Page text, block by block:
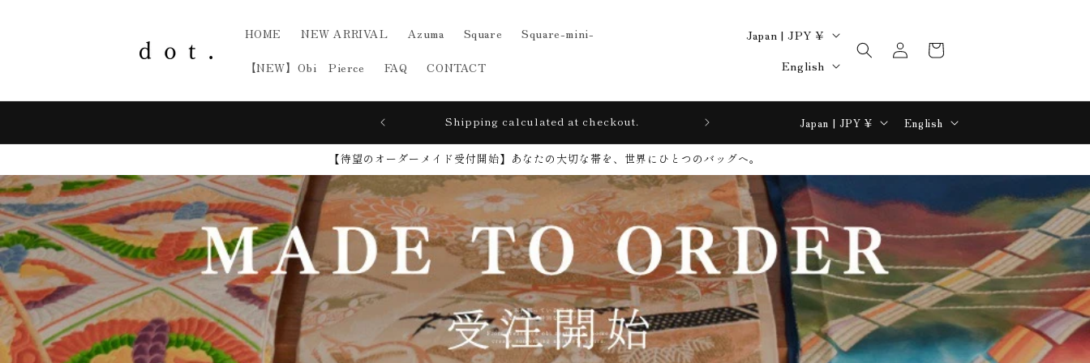
HOME NEW ARRIVAL Azuma Square Square-mini-
【NEW】Obi Pierce FAQ CONTACT
C
n
r
y
/
r
e
g
i
o
Japan | JPY ¥
L
g
a
g
e
English
Log
in
Cart
Shipping calculated at checkout.
C
o
u
n
t
r
y
/
r
e
Japan | JPY ¥
L
a
n
g
a
g
e
English
【待望のオーダーメイド受付開始】​あなたの大切な帯を、世界にひとつのバッグへ。